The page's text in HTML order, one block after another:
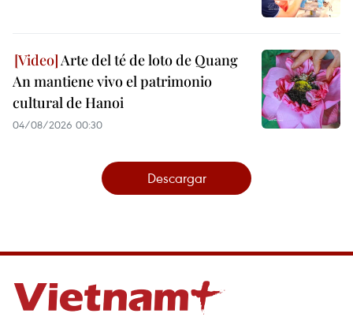
Arte del té de loto de Quang
An mantiene vivo el patrimonio
cultural de Hanoi
04/08/2026 00:30
Descargar